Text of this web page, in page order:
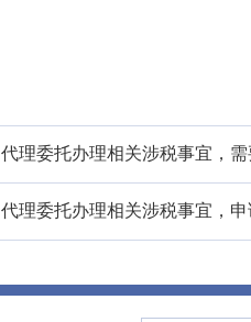
代理委托办理相关涉税事宜，
代理委托办理相关涉税事宜，